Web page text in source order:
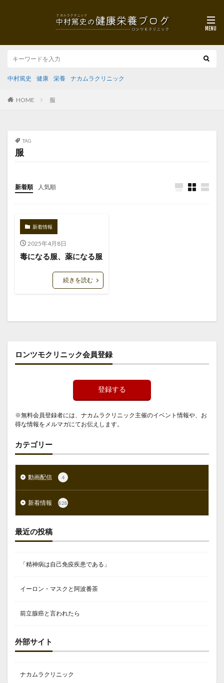
中村篤史 健康 栄養 ナカムラクリニック
HOME 服
TAG
服
新着順 人気順
新着情報
2025年4月8日
毒になる服、薬になる服
続きを読む
ロンツモクリニック会員登録
登録する
※無料会員登録者には、ナカムラクリニック主催のイベント情報や、お
得な情報をメルマガにてお伝えします。
カテゴリー
動画配信 4
新着情報 828
最近の投稿
「精神病は自己免疫疾患である」
イーロン・マスクと阿波番茶
前立腺癌と言われたら
外部サイト
ナカムラクリニック